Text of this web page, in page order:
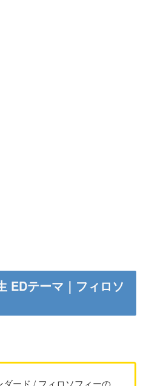
EDテーマ｜フィロソ
ード / フィロソフィーの